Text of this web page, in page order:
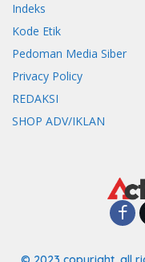
Indeks
Kode Etik
Pedoman Media Siber
Privacy Policy
REDAKSI
SHOP ADV/IKLAN